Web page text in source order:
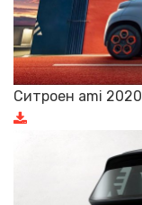
Ситроен ami 2020